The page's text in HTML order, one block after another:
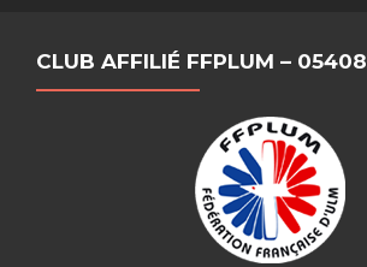
CLUB AFFILIÉ FFPLUM – 05408